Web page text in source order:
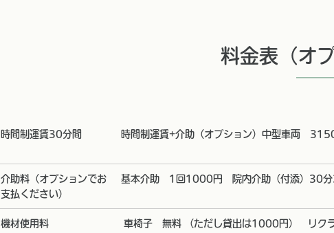
料金表（オ
時間制運賃30分間 時間制運賃+介助（オプション）中型車両
介助料（オプションでお
支払ください）
基本介助 1回1000円 院内介助（付添）30
機材使用料
車椅子 無料 （ただし貸出は1000円） リ